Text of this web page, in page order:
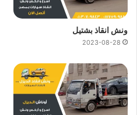
ونش انقاذ بشتيل
2023-08-28